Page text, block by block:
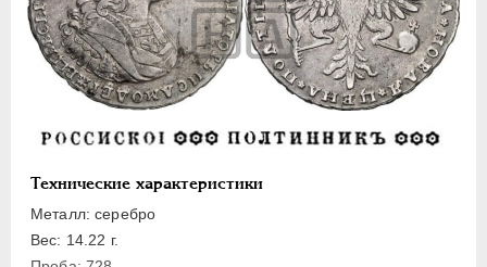
Технические характеристики
Металл: серебро
Вес: 14.22 г.
Монетовидные жетоны
АННА ИОАННОВНА 1730-1740
ИОАНН АНТОНОВИЧ
1740-1741
ПЕТР III 1762-1762
ЕКАТЕРИНА II 1762-1796
ПАВЕЛ I 1796-1801
АЛЕКСАНДР I